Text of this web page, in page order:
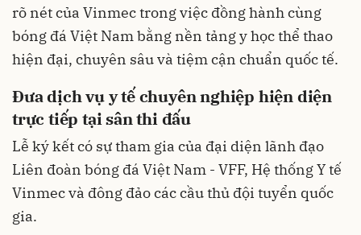
rõ nét của Vinmec trong việc đồng hành cùng
bóng đá Việt Nam bằng nền tảng y học thể thao
hiện đại, chuyên sâu và tiệm cận chuẩn quốc tế.
Đưa dịch vụ y tế chuyên nghiệp hiện diện
trực tiếp tại sân thi đấu
Lễ ký kết có sự tham gia của đại diện lãnh đạo
Liên đoàn bóng đá Việt Nam - VFF, Hệ thống Y tế
Vinmec và đông đảo các cầu thủ đội tuyển quốc
gia.